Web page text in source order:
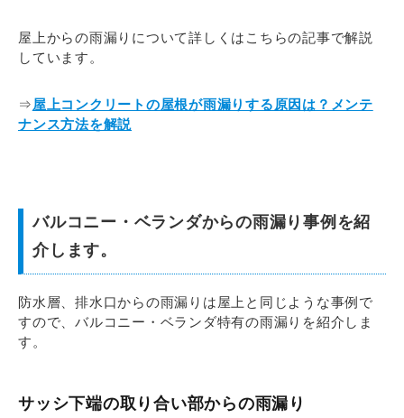
屋上からの雨漏りについて詳しくはこちらの記事で解説
しています。
⇒屋上コンクリートの屋根が雨漏りする原因は？メンテ
ナンス方法を解説
バルコニー・ベランダからの雨漏り事例を紹
介します。
防水層、排水口からの雨漏りは屋上と同じような事例で
すので、バルコニー・ベランダ特有の雨漏りを紹介しま
す。
サッシ下端の取り合い部からの雨漏り